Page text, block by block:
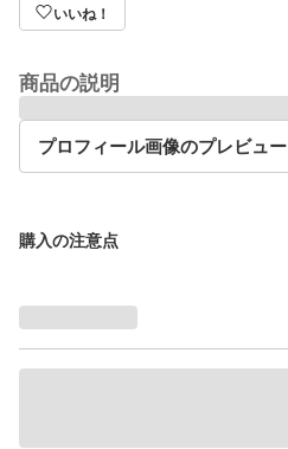
いいね！
商品の説明
プロフィール画像のプレビュー
購入の注意点